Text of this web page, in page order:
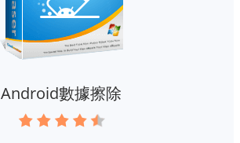
Android數據擦除